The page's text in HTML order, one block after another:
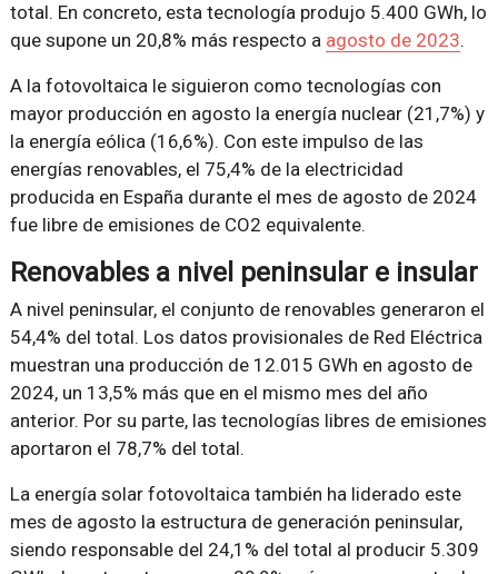
total. En concreto, esta tecnología produjo 5.400 GWh, lo
que supone un 20,8% más respecto a agosto de 2023.
A la fotovoltaica le siguieron como tecnologías con
mayor producción en agosto la energía nuclear (21,7%) y
la energía eólica (16,6%). Con este impulso de las
energías renovables, el 75,4% de la electricidad
producida en España durante el mes de agosto de 2024
fue libre de emisiones de CO2 equivalente.
Renovables a nivel peninsular e insular
A nivel peninsular, el conjunto de renovables generaron el
54,4% del total. Los datos provisionales de Red Eléctrica
muestran una producción de 12.015 GWh en agosto de
2024, un 13,5% más que en el mismo mes del año
anterior. Por su parte, las tecnologías libres de emisiones
aportaron el 78,7% del total.
La energía solar fotovoltaica también ha liderado este
mes de agosto la estructura de generación peninsular,
siendo responsable del 24,1% del total al producir 5.309